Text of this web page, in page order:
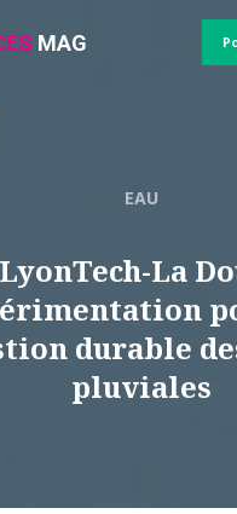
MAG
EAU
LyonTech-La
durable
pluviales